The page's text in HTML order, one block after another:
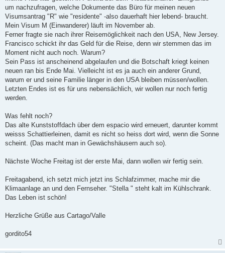
um nachzufragen, welche Dokumente das Büro für meinen neuen
Visumsantrag "R" wie "residente" -also dauerhaft hier lebend- braucht.
Mein Visum M (Einwanderer) läuft im November ab.
Ferner fragte sie nach ihrer Reisemöglichkeit nach den USA, New Jersey.
Francisco schickt ihr das Geld für die Reise, denn wir stemmen das im
Moment nicht auch noch. Warum?
Sein Pass ist anscheinend abgelaufen und die Botschaft kriegt keinen
neuen ran bis Ende Mai. Vielleicht ist es ja auch ein anderer Grund,
warum er und seine Familie länger in den USA bleiben müssen/wollen.
Letzten Endes ist es für uns nebensächlich, wir wollen nur noch fertig
werden.
Was fehlt noch?
Das alte Kunststoffdach über dem espacio wird erneuert, darunter kommt
weisss Schattierleinen, damit es nicht so heiss dort wird, wenn die Sonne
scheint. (Das macht man in Gewächshäusern auch so).
Nächste Woche Freitag ist der erste Mai, dann wollen wir fertig sein.
Freitagabend, ich setzt mich jetzt ins Schlafzimmer, mache mir die
Klimaanlage an und den Fernseher. "Stella " steht kalt im Kühlschrank.
Das Leben ist schön!
Herzliche Grüße aus Cartago/Valle
gordito54